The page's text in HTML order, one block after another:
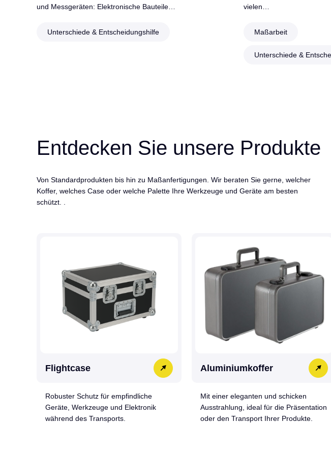
und Messgeräten: Elektronische Bauteile…
Unterschiede & Entscheidungshilfe
vielen…
Maßarbeit
Unterschiede &
Entdecken Sie unsere Produkte
Von Standardprodukten bis hin zu Maßanfertigungen. Wir beraten Sie gerne, welcher
Koffer, welches Case oder welche Palette Ihre Werkzeuge und Geräte am besten
schützt. .
Flightcase
Robuster Schutz für empfindliche
Geräte, Werkzeuge und Elektronik
während des Transports.
Aluminiumkoffer
Mit einer eleganten und schicken
Ausstrahlung, ideal für die Präsentation
oder den Transport Ihrer Produkte.